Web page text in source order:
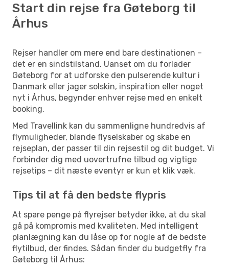
Start din rejse fra Gøteborg til
Århus
Rejser handler om mere end bare destinationen –
det er en sindstilstand. Uanset om du forlader
Gøteborg for at udforske den pulserende kultur i
Danmark eller jager solskin, inspiration eller noget
nyt i Århus, begynder enhver rejse med en enkelt
booking.
Med Travellink kan du sammenligne hundredvis af
flymuligheder, blande flyselskaber og skabe en
rejseplan, der passer til din rejsestil og dit budget. Vi
forbinder dig med uovertrufne tilbud og vigtige
rejsetips – dit næste eventyr er kun et klik væk.
Tips til at få den bedste flypris
At spare penge på flyrejser betyder ikke, at du skal
gå på kompromis med kvaliteten. Med intelligent
planlægning kan du låse op for nogle af de bedste
flytilbud, der findes. Sådan finder du budgetfly fra
Gøteborg til Århus: